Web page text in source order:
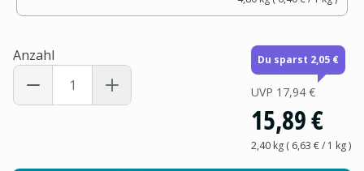
Anzahl Du sparst 2,05 €
UVP 17,94 €
15,89 €
2,40 kg( 6,63 €/ 1 kg)